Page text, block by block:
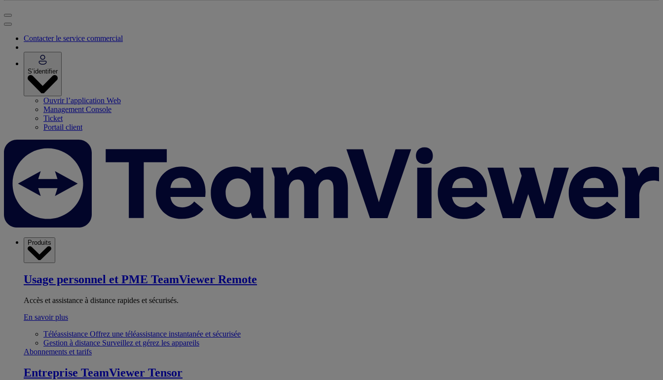
Contacter le service commercial
S’identifier
Ouvrir l’application Web
Management Console
Ticket
Portail client
Produits
Usage personnel et PME TeamViewer Remote
Accès et assistance à distance rapides et sécurisés.
En savoir plus
Téléassistance Offrez une téléassistance instantanée et sécurisée
Gestion à distance Surveillez et gérez les appareils
Abonnements et tarifs
Entreprise TeamViewer Tensor